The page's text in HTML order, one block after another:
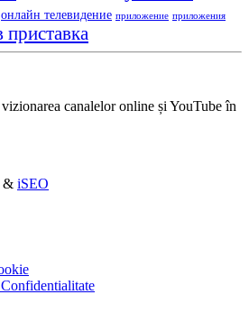
онлайн телевидение приложение приложения
приставка
canalelor online și YouTube în
& iSEO